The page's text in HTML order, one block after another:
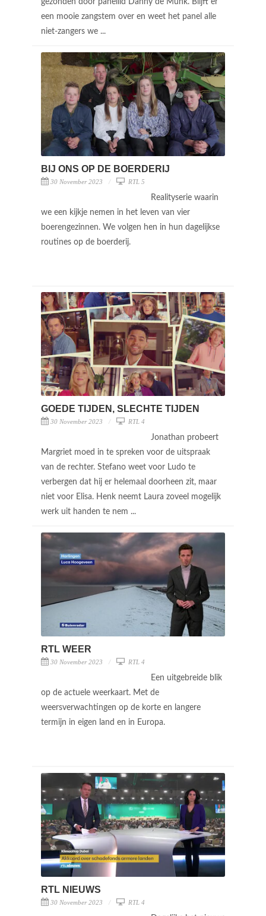
een mooie zangstem over en weet het panel alle
niet-zangers we ...
BIJ ONS OP DE BOERDERIJ
30 November 2023 RTL 5
Realityserie waarin
we een kijkje nemen in het leven van vier
boerengezinnen. We volgen hen in hun dagelijkse
routines op de boerderij.
GOEDE TIJDEN, SLECHTE TIJDEN
30 November 2023 RTL 4
Jonathan probeert
Margriet moed in te spreken voor de uitspraak
van de rechter. Stefano weet voor Ludo te
verbergen dat hij er helemaal doorheen zit, maar
niet voor Elisa. Henk neemt Laura zoveel mogelijk
werk uit handen te nem ...
RTL WEER
30 November 2023 RTL 4
Een uitgebreide blik
op de actuele weerkaart. Met de
weersverwachtingen op de korte en langere
termijn in eigen land en in Europa.
RTL NIEUWS
30 November 2023 RTL 4